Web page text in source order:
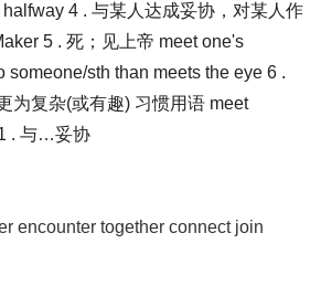
4 . 与某人达成妥协，对某人作
5 . 死；见上帝 meet one's
someone/sth than meets the eye 6 .
为复杂(或有趣) 习惯用语 meet
. 与…妥协
encounter together connect join